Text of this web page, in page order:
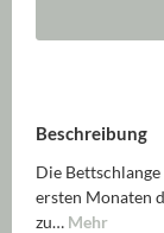
Beschreibung
Die
ersten Monaten
zu… Mehr